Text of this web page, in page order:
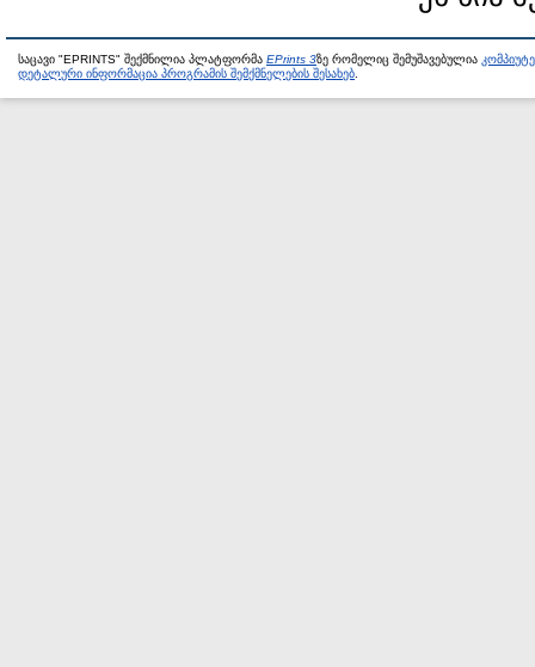
საცავი "EPRINTS" შექმნილია პლატფორმა EPrints 3ზე რომელიც შემუშავებულია
დეტალური ინფორმაცია პროგრამის შემქმნელების შესახებ